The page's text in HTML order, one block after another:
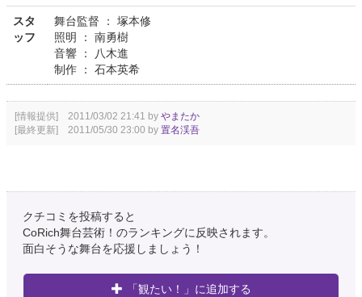
スタ
ッフ
舞台監督 ： 塚本修
照明 ： 南勇樹
音響 ： 八木進
制作 ： 石本英希
[情報提供] 2011/03/02 21:41 by やまたか
[最終更新] 2011/05/30 23:00 by 置名渓吾
クチコミを投稿すると
CoRich舞台芸術！のランキングに反映されます。
面白そうな舞台を応援しましょう！
「観たい！」に追加する